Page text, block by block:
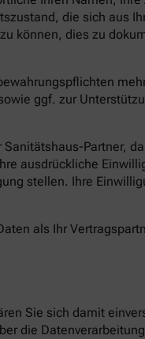
die sich aus
können, dies zu
ggf. zur
Partner,
ausdrückliche
stellen. Ihre
als Ihr
Sie sich damit
die